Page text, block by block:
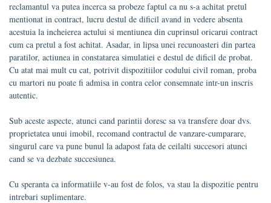
reclamantul va putea incerca sa probeze faptul ca nu s-a achitat pretul
mentionat in contract, lucru destul de dificil avand in vedere absenta
acestuia la incheierea actului si mentiunea din cuprinsul oricarui contract
cum ca pretul a fost achitat. Asadar, in lipsa unei recunoasteri din partea
paratilor, actiunea in constatarea simulatiei e destul de dificil de probat.
Cu atat mai mult cu cat, potrivit dispozitiilor codului civil roman, proba
cu martori nu poate fi admisa in contra celor consemnate intr-un inscris
autentic.
Sub aceste aspecte, atunci cand parintii doresc sa va transfere doar dvs.
proprietatea unui imobil, recomand contractul de vanzare-cumparare,
singurul care va pune bunul la adapost fata de ceilalti succesori atunci
cand se va dezbate succesiunea.
Cu speranta ca informatiile v-au fost de folos, va stau la dispozitie pentru
intrebari suplimentare.